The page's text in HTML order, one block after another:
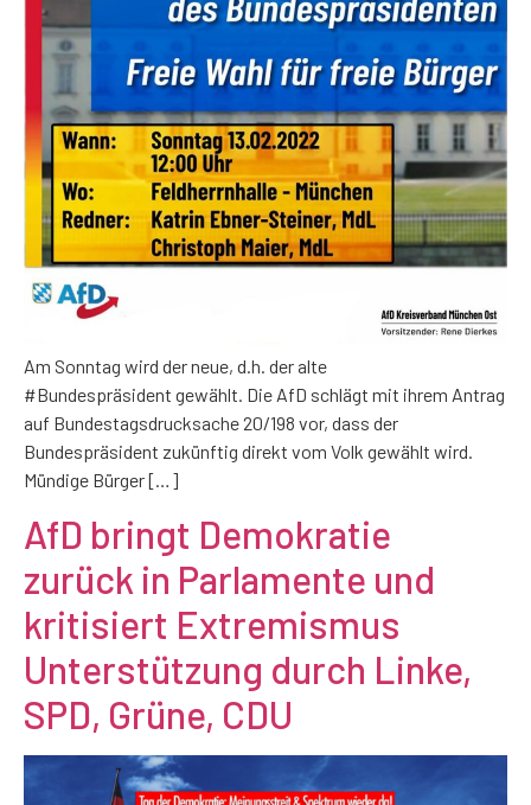
Am Sonntag wird der neue, d.h. der alte
#Bundespräsident gewählt. Die AfD schlägt mit ihrem Antrag
auf Bundestagsdrucksache 20/198 vor, dass der
Bundespräsident zukünftig direkt vom Volk gewählt wird.
Mündige Bürger […]
AfD bringt Demokratie
zurück in Parlamente und
kritisiert Extremismus
Unterstützung durch Linke,
SPD, Grüne, CDU